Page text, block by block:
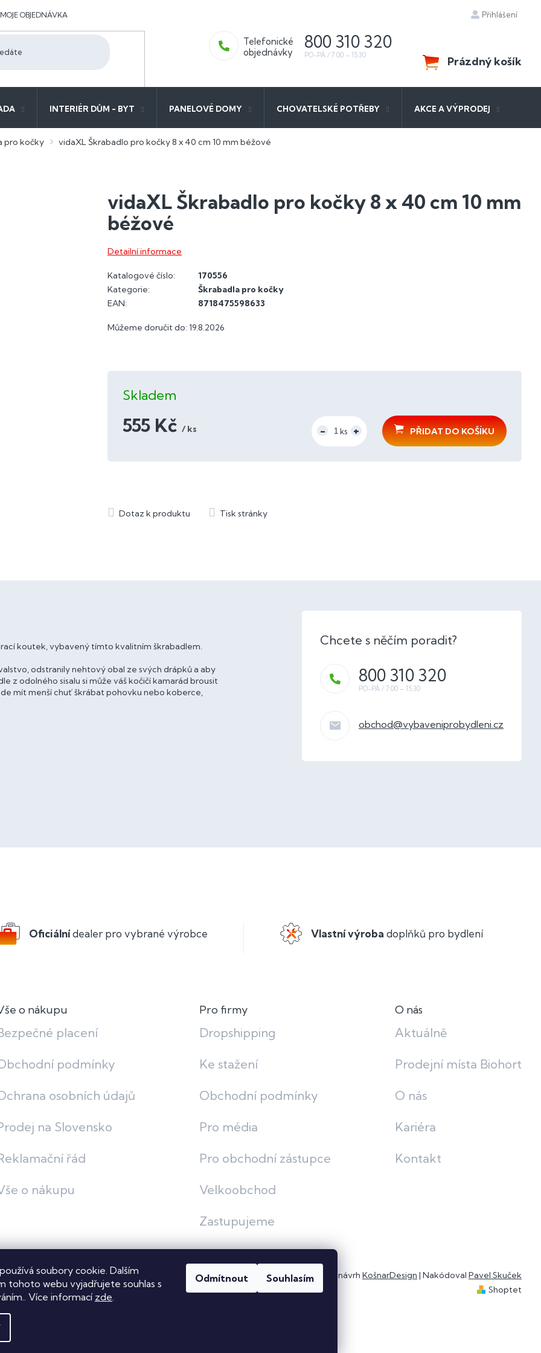
soubory cookie. Dalším
tohoto webu vyjadřujete souhlas s
Více informací zde.
Odmítnout Souhlasím
MOJE OBJEDNÁVKA Přihlášení
800 310 320
NÁKUPNÍ
KOŠÍK
Prázdný košík
INTERIÉR DŮM - BYT PANELOVÉ DOMY CHOVATELSKÉ POTŘEBY AKCE A VÝPRODEJ
pro kočky vidaXL Škrabadlo pro kočky 8 x 40 cm 10 mm béžové
vidaXL Škrabadlo pro kočky 8 x 40 cm 10 mm
béžové
Můžeme doručit do: 19.8.2026
Skladem
555 Kč / ks
PŘIDAT DO KOŠÍKU
Detailní informace
Katalogové číslo:
170556
Kategorie:
Škrabadla pro kočky
EAN: 8718475598633
koutek, vybavený tímto kvalitním škrabadlem.
odstranily nehtový obal ze svých drápků a aby
z odolného sisalu si může váš kočičí kamarád brousit
mít menší chuť škrábat pohovku nebo koberce,
obchod@vybaveniprobydleni.cz
800 310 320
Oficiálnídealer pro vybrané výrobce Vlastní výroba doplňků pro bydlení
o nákupu
placení
podmínky
osobních údajů
na Slovensko
řád
o nákupu
Pro firmy
Dropshipping
Ke stažení
Obchodní podmínky
Pro média
Pro obchodní zástupce
Velkoobchod
Zastupujeme
O nás
Aktuálně
Prodejní místa Biohort
O nás
Kariéra
Kontakt
Grafický návrh KošnarDesign | Nakódoval Pavel Skuček
Shoptet
nastavení cookies